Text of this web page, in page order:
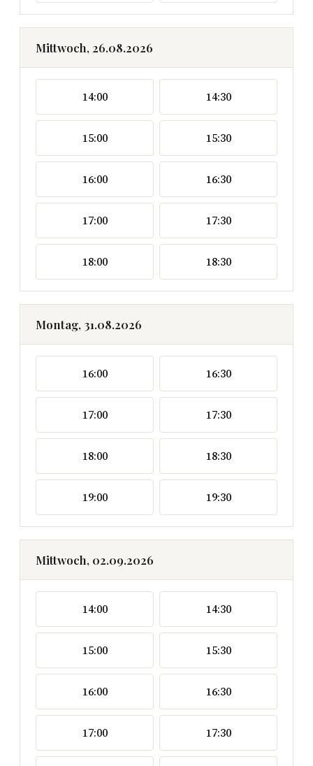
Mittwoch, 26.08.2026
14:00 14:30
15:00 15:30
16:00 16:30
17:00 17:30
18:00 18:30
Montag, 31.08.2026
16:00 16:30
17:00 17:30
18:00 18:30
19:00 19:30
Mittwoch, 02.09.2026
14:00 14:30
15:00 15:30
16:00 16:30
17:00 17:30